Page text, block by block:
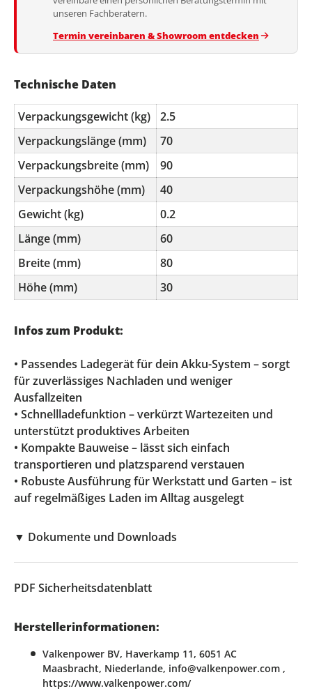
unseren Fachberatern.
Termin vereinbaren & Showroom entdecken
Technische Daten
Verpackungsgewicht (kg)
2.5
Verpackungslänge (mm)
70
Verpackungsbreite (mm)
90
Verpackungshöhe (mm)
40
Gewicht (kg)
0.2
Länge (mm)
60
Breite (mm)
80
Höhe (mm)
30
Infos zum Produkt:
• Passendes Ladegerät für dein Akku-System – sorgt
für zuverlässiges Nachladen und weniger
Ausfallzeiten
• Schnellladefunktion – verkürzt Wartezeiten und
unterstützt produktives Arbeiten
• Kompakte Bauweise – lässt sich einfach
transportieren und platzsparend verstauen
• Robuste Ausführung für Werkstatt und Garten – ist
auf regelmäßiges Laden im Alltag ausgelegt
▼ Dokumente und Downloads
PDF Sicherheitsdatenblatt
Herstellerinformationen:
Valkenpower BV, Haverkamp 11, 6051 AC
Maasbracht, Niederlande, info@valkenpower.com ,
https://www.valkenpower.com/